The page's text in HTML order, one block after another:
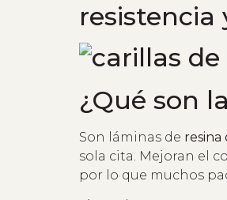
resistencia
¿Qué son
Son láminas de resina
sola cita. Mejoran el
por lo que muchos